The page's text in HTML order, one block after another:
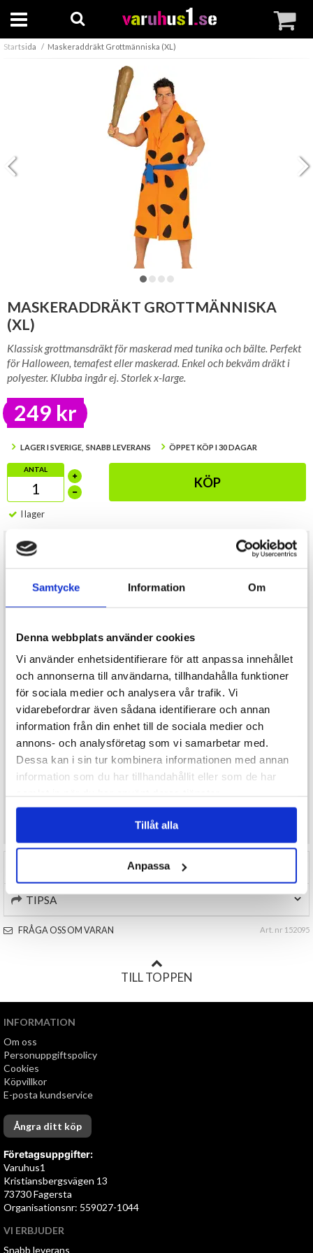
Samtycke Information Om
Denna webbplats använder cookies
Vi använder enhetsidentifierare för att anpassa innehållet
och annonserna till användarna, tillhandahålla funktioner
för sociala medier och analysera vår trafik. Vi
vidarebefordrar även sådana identifierare och annan
information från din enhet till de sociala medier och
annons- och analysföretag som vi samarbetar med.
Dessa kan i sin tur kombinera informationen med annan
information som du har tillhandahållit eller som de har
Tillåt alla
Anpassa
Startsida Maskeraddräkt Grottmänniska (XL)
MASKERADDRÄKT GROTTMÄNNISKA
(XL)
Klassisk grottmansdräkt för maskerad med tunika och bälte. Perfekt
för Halloween, temafest eller maskerad. Enkel och bekväm dräkt i
polyester. Klubba ingår ej. Storlek x-large.
249 kr
LAGER I SVERIGE, SNABB LEVERANS ÖPPET KÖP I 30 DAGAR
ANTAL
KÖP
I lager
Gå tillbaka till stenåldern med denna klassiska
grottmansdräkt
för maskerad
. Dräkten består av en enkel tunika och ett
look för alla typer av maskeradfester, Halloween eller
temaevenemang.
enkel att bära under hela kvällen. Den lösa passformen ger god
Perfekt för dig som vill ha en enkel men effektfull utklädnad med
humoristiskt inslag. Kombinera gärna med accessoarer för en ännu
mer autentisk grottmanslook.
Observera:Klubba ingår ej.
Innehåll:Tunika + bälte
Material:Polyester
Önskar du som konsument mer produktinformation maila
TIPSA
FRÅGA OSS OM VARAN Art. nr 152095
TILL TOPPEN
INFORMATION
Om oss
Personuppgiftspolicy
Cookies
Köpvillkor
E-posta kundservice
Ångra ditt köp
Företagsuppgifter:
Varuhus1
Kristiansbergsvägen 13
73730 Fagersta
Organisationsnr: 559027-1044
VI ERBJUDER
Snabb leverans